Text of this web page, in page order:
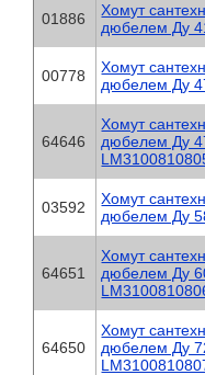
01886
Хомут
дюбелем Ду
00778
Хомут
дюбелем Ду
64646
Хомут
дюбелем Ду
03592
Хомут
дюбелем Ду
64651
Хомут
дюбелем Ду
64650
Хомут
дюбелем Ду